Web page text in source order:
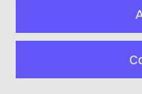
Niet-handhavend
overtreding